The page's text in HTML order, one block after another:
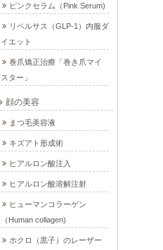
ピンクセラム（Pink Serum)
リベルサス（GLP-1）内服ダ
イエット
巻爪矯正治療「巻き爪マイ
スター」
顔の美容
まつ毛美容液
キズアト形成術
ヒアルロン酸注入
ヒアルロン酸溶解注射
ヒューマンコラーゲン
（Human collagen)
ホクロ（黒子）のレーザー